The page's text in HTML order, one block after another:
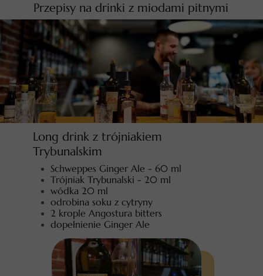
Long drink z trójniakiem
Trybunalskim
Schweppes Ginger Ale - 60 ml
Trójniak Trybunalski - 20 ml
wódka 20 ml
odrobina soku z cytryny
2 krople Angostura bitters
dopełnienie Ginger Ale
Przepisy na drinki z miodami pitnymi